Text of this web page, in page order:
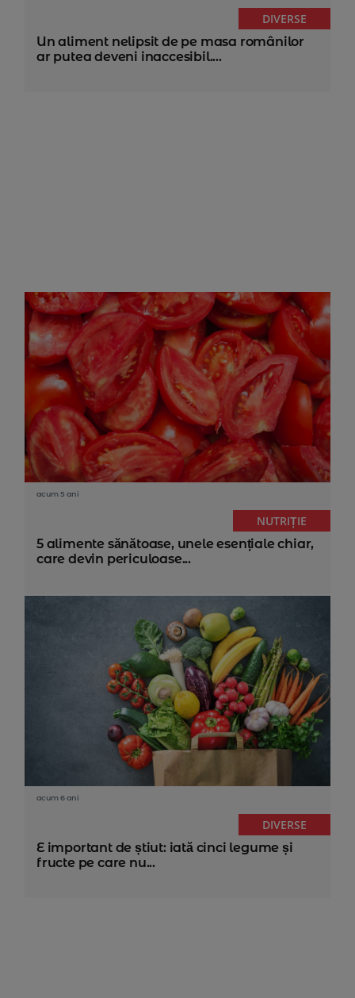
DIVERSE
Un aliment nelipsit de pe masa românilor
ar putea deveni inaccesibil....
acum 5 ani
NUTRIȚIE
5 alimente sănătoase, unele esențiale chiar,
care devin periculoase...
acum 6 ani
DIVERSE
E important de știut: iată cinci legume și
fructe pe care nu...